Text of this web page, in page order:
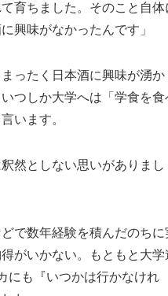
育ちました。そのこと自体
興味がなかったんです」
ったく日本酒に興味が湧か
つしか大学へは「学食を食
います。
然としない思いがありまし
で数年経験を積んだのちに
がいかない。もともと大学
も『いつかは行かなけれ